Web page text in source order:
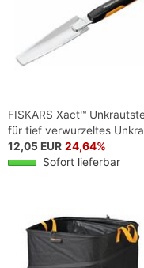
FISKARS Xact™
für tief verwurzeltes
12,05 EUR 24,64%
Sofort lieferbar